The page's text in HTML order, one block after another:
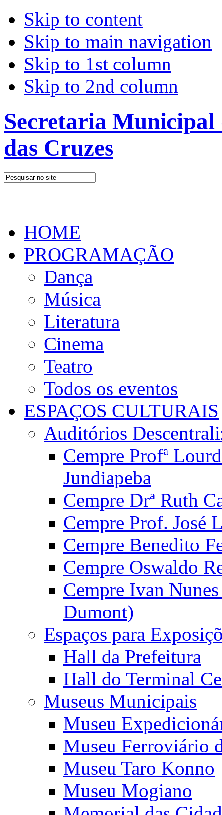
Skip to content
Skip to main navigation
Skip to 1st column
Skip to 2nd column
Secretaria
das Cruzes
HOME
PROGRAMAÇÃO
Dança
Música
Literatura
Cinema
Teatro
Todos os eventos
ESPAÇOS CULTURAIS
Auditórios
Cempre Profª
Jundiapeba
Cempre Drª Ruth
Cempre Prof. José
Cempre Benedito
Cempre Oswaldo
Cempre Ivan
Dumont)
Espaços para
Hall da Prefeitura
Hall do Terminal
Museus Municipais
Museu
Museu Ferroviário
Museu Taro Konno
Museu Mogiano